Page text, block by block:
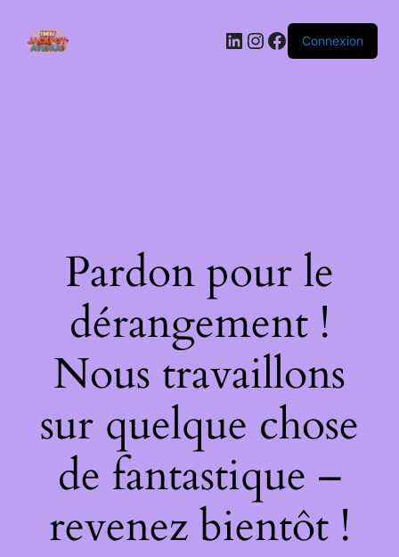
LinkedIn
Instagram
Facebook
Connexion
Pardon pour le
dérangement !
Nous travaillons
sur quelque chose
de fantastique –
revenez bientôt !